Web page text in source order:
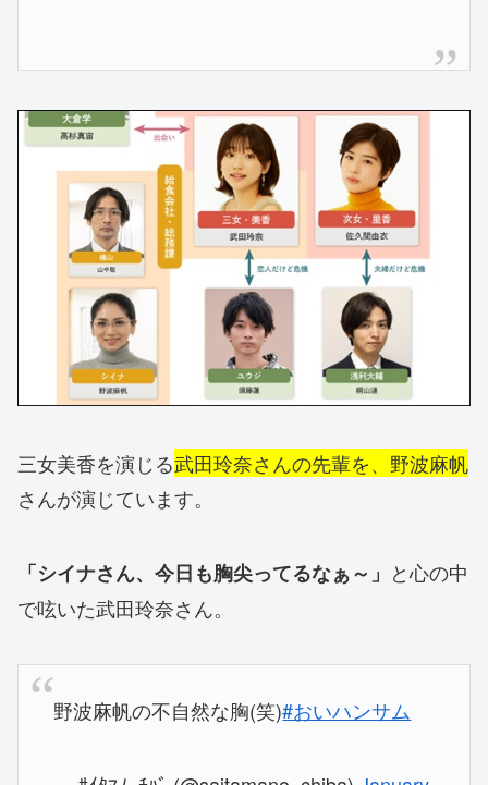
三女美香を演じる武田玲奈さんの先輩を、野波麻帆
さんが演じています。
「シイナさん、今日も胸尖ってるなぁ～」 と心の中
で呟いた武田玲奈さん。
野波麻帆の不自然な胸(笑)#おいハンサム